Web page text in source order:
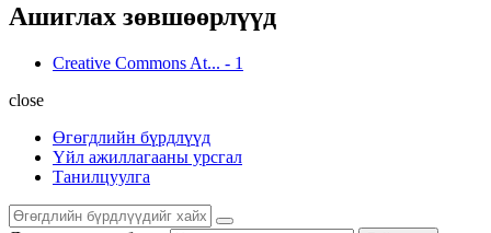
Ашиглах зөвшөөрлүүд
Creative Commons At... - 1
close
Өгөгдлийн бүрдлүүд
Үйл ажиллагааны урсгал
Танилцуулга